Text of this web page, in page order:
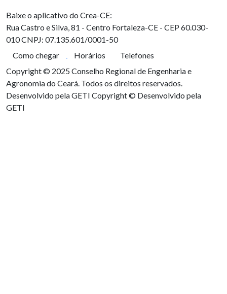
Baixe o aplicativo do Crea-CE:
Rua Castro e Silva, 81 - Centro Fortaleza-CE - CEP 60.030-
010CNPJ: 07.135.601/0001-50
Como chegar
Horários
Telefones
Copyright © 2025 Conselho Regional de Engenharia e
Agronomia do Ceará. Todos os direitos reservados.
Desenvolvido pela GETI Copyright © Desenvolvido pela
GETI